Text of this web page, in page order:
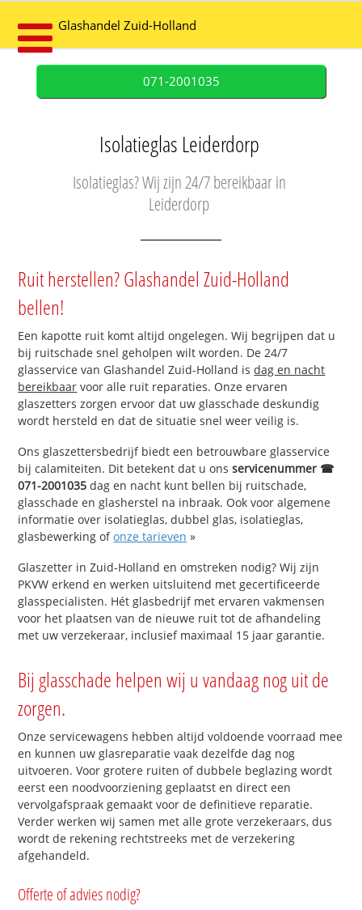
Glashandel Zuid-Holland
071-2001035
Isolatieglas Leiderdorp
Isolatieglas? Wij zijn 24/7 bereikbaar in
Leiderdorp
Ruit herstellen? Glashandel Zuid-Holland
bellen!
Een kapotte ruit komt altijd ongelegen. Wij begrijpen dat u
bij ruitschade snel geholpen wilt worden. De 24/7
glasservice van Glashandel Zuid-Holland isdag en nacht
bereikbaar voor alle ruit reparaties. Onze ervaren
glaszetters zorgen ervoor dat uw glasschade deskundig
wordt hersteld en dat de situatie snel weer veilig is.
Ons glaszettersbedrijf biedt een betrouwbare glasservice
bij calamiteiten. Dit betekent dat u onsservicenummer ☎
071-2001035 dag en nacht kunt bellen bij ruitschade,
glasschade en glasherstel na inbraak. Ook voor algemene
informatie over isolatieglas, dubbel glas, isolatieglas,
glasbewerking ofonze tarieven »
Glaszetter in Zuid-Holland en omstreken nodig? Wij zijn
PKVW erkend en werken uitsluitend met gecertificeerde
glasspecialisten. Hét glasbedrijf met ervaren vakmensen
voor het plaatsen van de nieuwe ruit tot de afhandeling
met uw verzekeraar, inclusief maximaal 15 jaar garantie.
Bij glasschade helpen wij u vandaag nog uit de
zorgen.
Onze servicewagens hebben altijd voldoende voorraad mee
en kunnen uw glasreparatie vaak dezelfde dag nog
uitvoeren. Voor grotere ruiten of dubbele beglazing wordt
eerst een noodvoorziening geplaatst en direct een
vervolgafspraak gemaakt voor de definitieve reparatie.
Verder werken wij samen met alle grote verzekeraars, dus
wordt de rekening rechtstreeks met de verzekering
afgehandeld.
Offerte of advies nodig?